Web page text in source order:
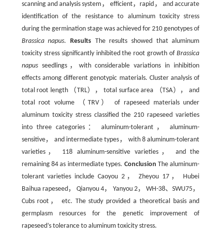
scanning and analysis system， efficient，rapid， and accurate
identification of the resistance to aluminum toxicity stress
during the germination stage was achieved for 210 genotypes of
Brassica napus. ResultsThe results showed that aluminum
toxicity stress significantly inhibited the root growth ofBrassica
napusseedlings，with considerable variations in inhibition
effects among different genotypic materials. Cluster analysis of
total root length （TRL）， total surface area （TSA）， and
total root volume （TRV） of rapeseed materials under
aluminum toxicity stress classified the 210 rapeseed varieties
into three categories： aluminum-tolerant， aluminum-
sensitive， and intermediate types， with 8 aluminum-tolerant
varieties， 118 aluminum-sensitive varieties， and the
remaining 84 as intermediate types. Conclusion The aluminum-
tolerant varieties include Caoyou 2， Zheyou 17， Hubei
Baihua rapeseed， Qianyou 4， Yanyou 2， WH-38、SWU75，
Cubs root， etc. The study provided a theoretical basis and
germplasm resources for the genetic improvement of
rapeseed’s tolerance to aluminum toxicity stress.